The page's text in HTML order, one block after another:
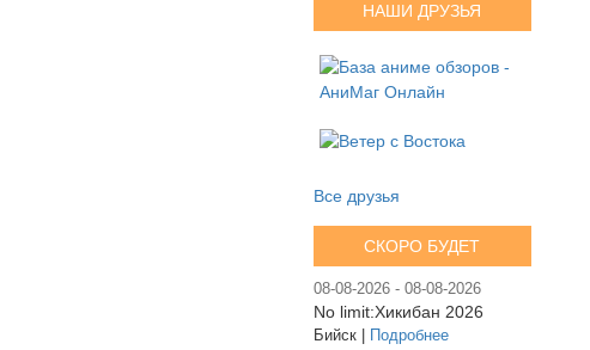
НАШИ ДРУЗЬЯ
Все друзья
СКОРО БУДЕТ
08-08-2026 - 08-08-2026
No limit:Хикибан 2026
Бийск | Подробнее